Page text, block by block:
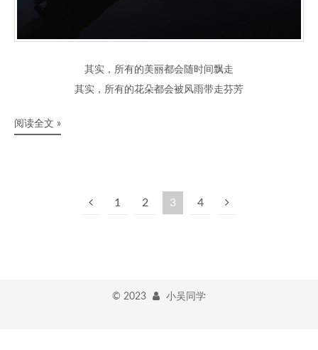
其实，所有的美丽都会随时间飘走
其实，所有的花朵都会被风雨带走芬芳
阅读全文 »
1 2 3 4
© 2023 小吴同学